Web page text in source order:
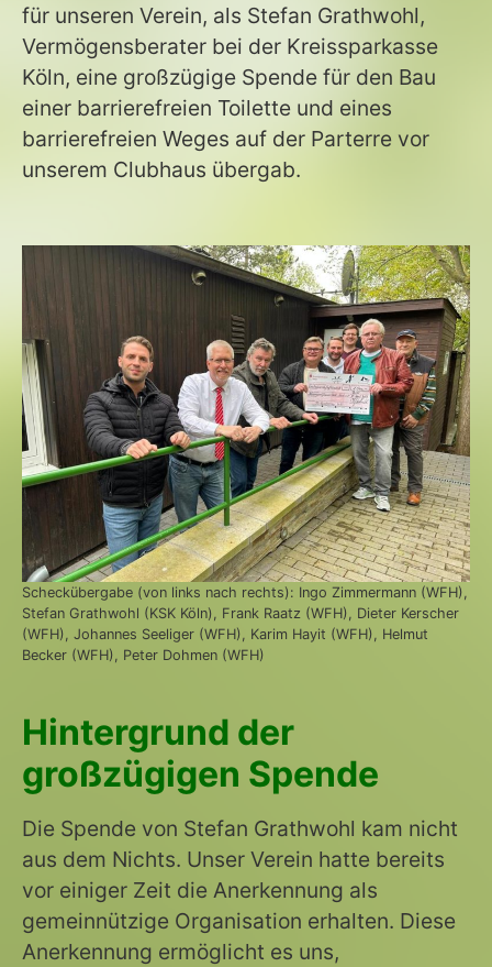
für unseren Verein, als Stefan Grathwohl,
Vermögensberater bei der Kreissparkasse
Köln, eine großzügige Spende für den Bau
einer barrierefreien Toilette und eines
barrierefreien Weges auf der Parterre vor
unserem Clubhaus übergab.
Scheckübergabe (von links nach rechts): Ingo Zimmermann (WFH),
Stefan Grathwohl (KSK Köln), Frank Raatz (WFH), Dieter Kerscher
(WFH), Johannes Seeliger (WFH), Karim Hayit (WFH), Helmut
Becker (WFH), Peter Dohmen (WFH)
Hintergrund der
großzügigen Spende
Die Spende von Stefan Grathwohl kam nicht
aus dem Nichts. Unser Verein hatte bereits
vor einiger Zeit die Anerkennung als
gemeinnützige Organisation erhalten. Diese
Anerkennung ermöglicht es uns,